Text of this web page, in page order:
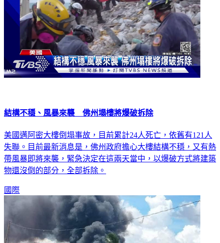
結構不穩、風暴來襲 佛州塌樓將爆破拆除
美國邁阿密大樓倒塌事故，目前累計24人死亡，依舊有121人
失聯。目前最新消息是，佛州政府擔心大樓結構不穩，又有熱
帶風暴即將來襲，緊急決定在這兩天當中，以爆破方式將建築
物還沒倒的部分，全部拆除。
國際